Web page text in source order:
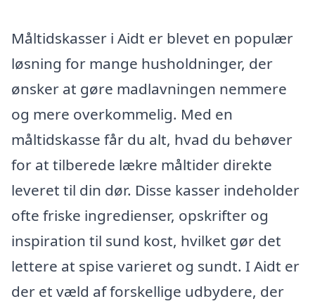
Måltidskasser i Aidt er blevet en populær
løsning for mange husholdninger, der
ønsker at gøre madlavningen nemmere
og mere overkommelig. Med en
måltidskasse får du alt, hvad du behøver
for at tilberede lækre måltider direkte
leveret til din dør. Disse kasser indeholder
ofte friske ingredienser, opskrifter og
inspiration til sund kost, hvilket gør det
lettere at spise varieret og sundt. I Aidt er
der et væld af forskellige udbydere, der